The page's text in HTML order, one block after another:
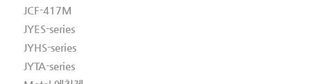
JCF-417M
JYES-series
JYHS-series
JYTA-series